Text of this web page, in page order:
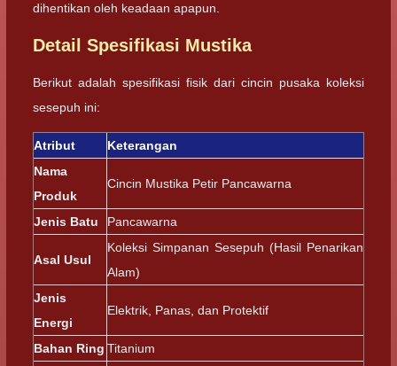
dihentikan oleh keadaan apapun.
Detail Spesifikasi Mustika
Berikut adalah spesifikasi fisik dari cincin pusaka koleksi
sesepuh ini:
Atribut
Keterangan
Nama
Produk
Cincin Mustika Petir Pancawarna
Jenis Batu Pancawarna
Asal Usul
Koleksi Simpanan Sesepuh (Hasil Penarikan
Alam)
Jenis
Energi
Elektrik, Panas, dan Protektif
Bahan Ring Titanium